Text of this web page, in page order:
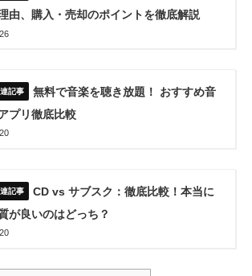
由、購入・売却のポイントを徹底解説
無料で音楽を聴き放題！ おすすめ音
プリ徹底比較
CD vs サブスク：徹底比較！本当に
が良いのはどっち？